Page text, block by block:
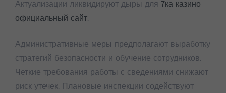
Актуализации ликвидируют дыры для 7ка казино
официальный сайт.
Административные меры предполагают выработку
стратегий безопасности и обучение сотрудников.
Четкие требования работы с сведениями снижают
риск утечек. Плановые инспекции содействуют